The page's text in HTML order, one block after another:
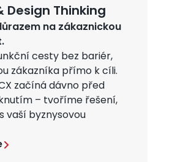
Design Thinking
na zákaznickou
cesty bez bariér,
zákazníka přímo k cíli.
začíná dávno před
– tvoříme řešení,
vaší byznysovou